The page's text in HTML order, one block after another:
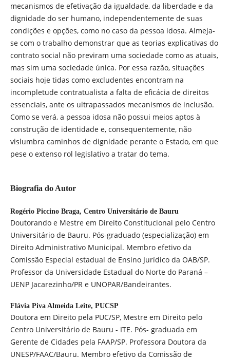
mecanismos de efetivação da igualdade, da liberdade e da
dignidade do ser humano, independentemente de suas
condições e opções, como no caso da pessoa idosa. Almeja-
se com o trabalho demonstrar que as teorias explicativas do
contrato social não previram uma sociedade como as atuais,
mas sim uma sociedade única. Por essa razão, situações
sociais hoje tidas como excludentes encontram na
incompletude contratualista a falta de eficácia de direitos
essenciais, ante os ultrapassados mecanismos de inclusão.
Como se verá, a pessoa idosa não possui meios aptos à
construção de identidade e, consequentemente, não
vislumbra caminhos de dignidade perante o Estado, em que
pese o extenso rol legislativo a tratar do tema.
Biografia do Autor
Rogério Piccino Braga, Centro Universitário de Bauru
Doutorando e Mestre em Direito Constitucional pelo Centro
Universitário de Bauru. Pós-graduado (especialização) em
Direito Administrativo Municipal. Membro efetivo da
Comissão Especial estadual de Ensino Jurídico da OAB/SP.
Professor da Universidade Estadual do Norte do Paraná –
UENP Jacarezinho/PR e UNOPAR/Bandeirantes.
Flávia Piva Almeida Leite, PUCSP
Doutora em Direito pela PUC/SP, Mestre em Direito pelo
Centro Universitário de Bauru - ITE. Pós- graduada em
Gerente de Cidades pela FAAP/SP. Professora Doutora da
UNESP/FAAC/Bauru. Membro efetivo da Comissão de